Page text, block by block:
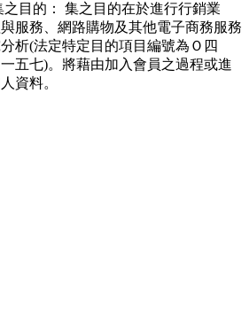
目的： 集之目的在於進行行銷業
服務、網路購物及其他電子商務服務
析(法定特定目的項目編號為Ｏ四
五七)。將藉由加入會員之過程或進
資料。